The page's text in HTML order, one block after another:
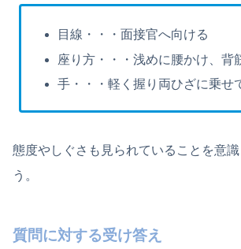
目線・・・面接官へ向ける
座り方・・・浅めに腰かけ、背
手・・・軽く握り両ひざに乗せ
態度やしぐさも見られていることを意
う。
質問に対する受け答え